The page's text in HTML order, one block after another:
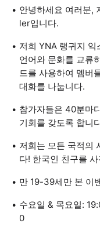
안녕하세요 여러분,
ler입니다.
저희 YNA 랭귀지
언어와 문화를 교류
드를 사용하여 멤버
대화를 나눕니다.
참가자들은 40분마
기회를 갖도록 합니
저희는 모든 국적의
다! 한국인 친구를
만 19-39세만 본 이
수요일 & 목요일:
0